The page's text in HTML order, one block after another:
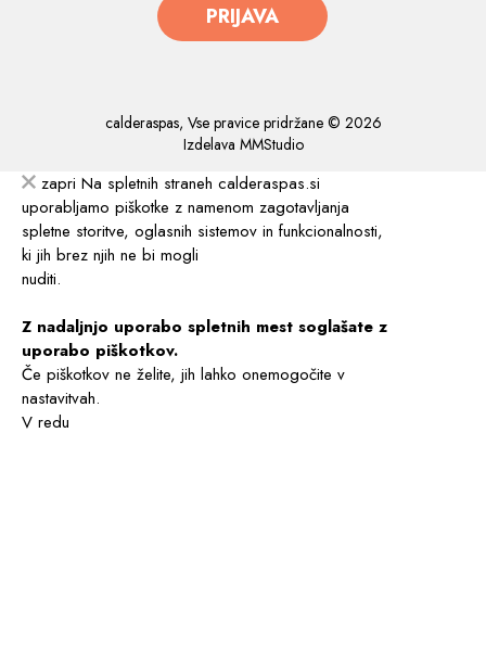
PRIJAVA
calderaspas, Vse pravice pridržane © 2026
Izdelava MMStudio
zapri Na spletnih straneh calderaspas.si
uporabljamo piškotke z namenom zagotavljanja
spletne storitve, oglasnih sistemov in funkcionalnosti,
ki jih brez njih ne bi mogli
nuditi.
Z nadaljnjo uporabo spletnih mest soglašate z
uporabo piškotkov.
Če piškotkov ne želite, jih lahko onemogočite v
nastavitvah.
V redu